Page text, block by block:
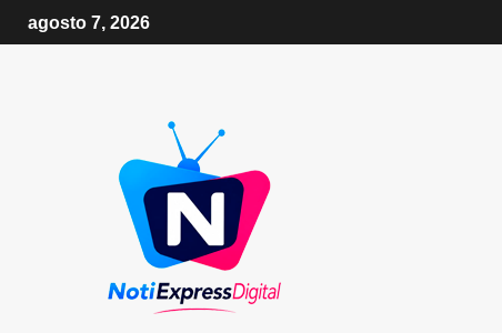
agosto 7, 2026